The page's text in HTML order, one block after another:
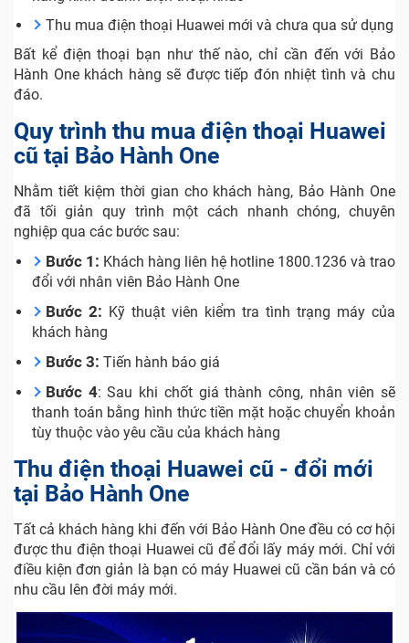
Thu mua điện thoại Huawei mới và chưa qua sử dụng
Bất kể điện thoại bạn như thế nào, chỉ cần đến với Bảo
Hành One khách hàng sẽ được tiếp đón nhiệt tình và chu
đáo.
Quy trình thu mua điện thoại Huawei
cũ tại Bảo Hành One
Nhằm tiết kiệm thời gian cho khách hàng, Bảo Hành One
đã tối giản quy trình một cách nhanh chóng, chuyên
nghiệp qua các bước sau:
Bước 1: Khách hàng liên hệ hotline 1800.1236 và trao
đổi với nhân viên Bảo Hành One
Bước 2: Kỹ thuật viên kiểm tra tình trạng máy của
khách hàng
Bước 3: Tiến hành báo giá
Bước 4: Sau khi chốt giá thành công, nhân viên sẽ
thanh toán bằng hình thức tiền mặt hoặc chuyển khoản
tùy thuộc vào yêu cầu của khách hàng
Thu điện thoại Huawei cũ - đổi mới
tại Bảo Hành One
Tất cả khách hàng khi đến với Bảo Hành One đều có cơ hội
được thu điện thoại Huawei cũ để đổi lấy máy mới. Chỉ với
điều kiện đơn giản là bạn có máy Huawei cũ cần bán và có
nhu cầu lên đời máy mới.